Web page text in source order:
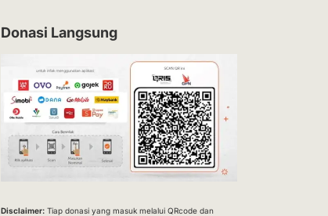
Donasi Langsung
Disclaimer:Tiap donasi yang masuk melalui QRcode dan